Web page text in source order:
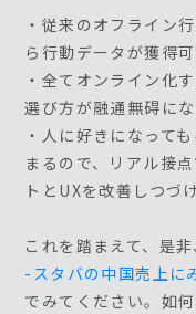
・従来のオフライン
ら行動データが獲得
・全てオンライン化
選び方が融通無碍に
・人に好きになって
まるので、リアル接
トとUXを改善しつづ
これを踏まえて、是
-スタバの中国売上に
でみてください。如